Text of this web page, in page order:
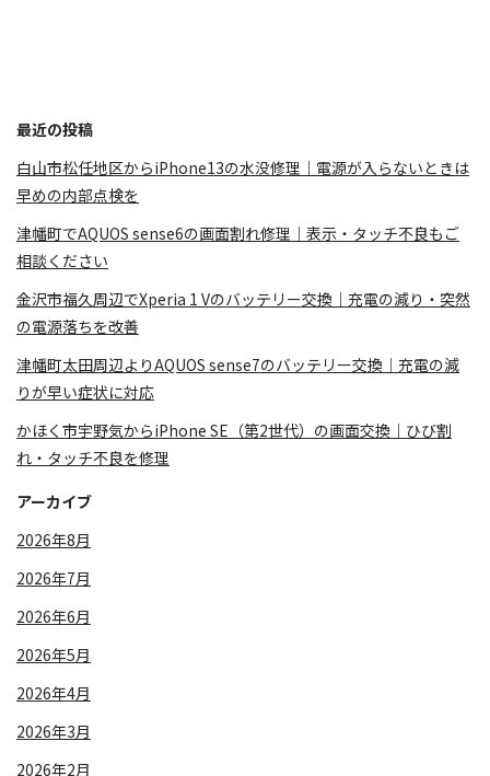
最近の投稿
白山市松任地区からiPhone13の水没修理｜電源が入らないときは
早めの内部点検を
津幡町でAQUOS sense6の画面割れ修理｜表示・タッチ不良もご
相談ください
金沢市福久周辺でXperia 1 Vのバッテリー交換｜充電の減り・突然
の電源落ちを改善
津幡町太田周辺よりAQUOS sense7のバッテリー交換｜充電の減
りが早い症状に対応
かほく市宇野気からiPhone SE（第2世代）の画面交換｜ひび割
れ・タッチ不良を修理
アーカイブ
2026年8月
2026年7月
2026年6月
2026年5月
2026年4月
2026年3月
2026年2月